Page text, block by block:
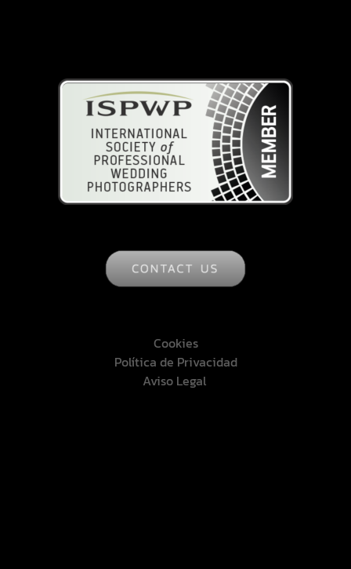
Cookies
Política de Privacidad
Aviso Legal